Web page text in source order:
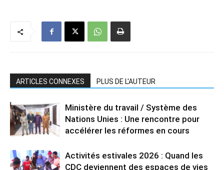
ARTICLES CONNEXES PLUS DE L'AUTEUR
Ministère du travail / Système des
Nations Unies : Une rencontre pour
accélérer les réformes en cours
Activités estivales 2026 : Quand les
CDC deviennent des espaces de vies